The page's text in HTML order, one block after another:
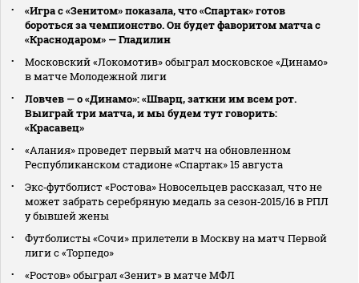
«Игра с «Зенитом» показала, что «Спартак» готов
бороться за чемпионство. Он будет фаворитом матча с
«Краснодаром» — Гладилин
Московский «Локомотив» обыграл московское «Динамо»
в матче Молодежной лиги
Ловчев — о «Динамо»: «Шварц, заткни им всем рот.
Выиграй три матча, и мы будем тут говорить:
«Красавец»
«Алания» проведет первый матч на обновленном
Республиканском стадионе «Спартак» 15 августа
Экс‑футболист «Ростова» Новосельцев рассказал, что не
может забрать серебряную медаль за сезон‑2015/16 в РПЛ
у бывшей жены
Футболисты «Сочи» прилетели в Москву на матч Первой
лиги с «Торпедо»
«Ростов» обыграл «Зенит» в матче МФЛ